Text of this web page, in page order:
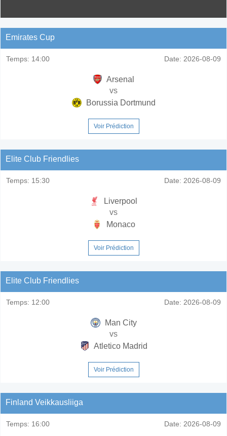
Emirates Cup
Temps: 14:00 Date: 2026-08-09
Arsenal
vs
Borussia Dortmund
Voir Prédiction
Elite Club Friendlies
Temps: 15:30 Date: 2026-08-09
Liverpool
vs
Monaco
Voir Prédiction
Elite Club Friendlies
Temps: 12:00 Date: 2026-08-09
Man City
vs
Atletico Madrid
Voir Prédiction
Finland Veikkausliiga
Temps: 16:00 Date: 2026-08-09